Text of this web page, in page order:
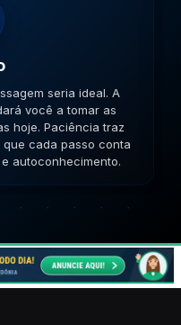
corra, pedale. A
use-a para resolver
ajudará no
passo conta na sua